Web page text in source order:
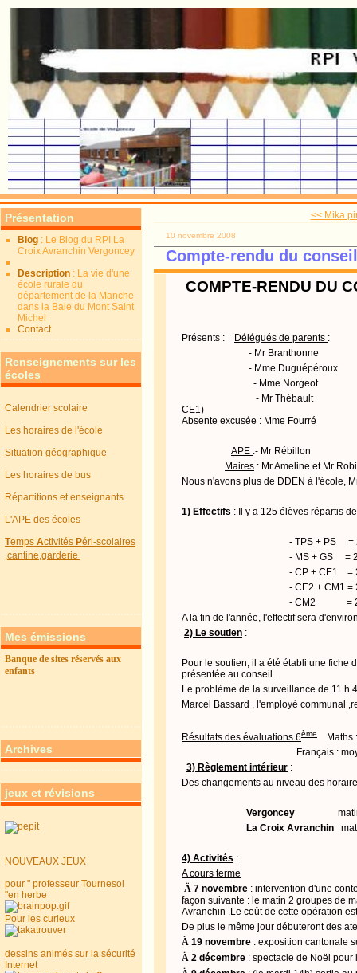
Présentation
Blog : Le Blog du RPI La
Croix Avranchin Vergoncey
Description : La vie d'une
école rurale du
département de la Manche
dans la Baie du Mont Saint
Michel
Contact
Renseignements sur les
écoles
Calendrier scolaire
Les horaires de l'école
Situation géographique
Les horaires de bus
Répartitions et enseignants
L'APE des écoles
TempsActivitésPéri-scolaires
,cantine,garderie
Mes émissions
Banque de sites réservés aux
enfants
Archives
jeux et révisions
NOUVEAUX JEUX
pour " professeur Tournesol
"en herbe
Pour les curieux
dessins animés sur la sécurité
Internet
<< Mika
10 novembre 2008
Compte-rendu du
COMPTE-RENDU DU
Présents : Délégués de parents :
- Mr Branthonne
- Mme Duguépéroux
- Mme Norgeot
- MrThébault
CE1)
Absente excusée : Mme Fourré
APE :- Mr Rébillon
Maires : MrAmeline et Mr
Nous n'avons plus de DDEN à l'école,
1) Effectifs : Il y a 125 élèves répartis
- TPS + PS
=
- MS + GS
=
- CP + CE1
=
- CE2 + CM1 =
- CM2
=
A la fin de l'année, l'effectif sera
2) Le soutien :
Pour le soutien, il a été établi une fiche
présentée au conseil.
Le problème de la surveillance de 11 h
Marcel
Bassard , l'employé communal
Résultats des évaluations 6ème
Maths
Français :
3) Règlement intérieur :
Des changements au niveau des
Vergoncey
La Croix Avranchin
4) Activités :
A cours terme
Ä 7 novembre : intervention d'une
façon suivante : le matin 2 groupes de
Avranchin .Le coût de cette opération
De plus le même jour débuteront des
Ä 19 novembre : exposition cantonale
Ä 2 décembre : spectacle de Noël